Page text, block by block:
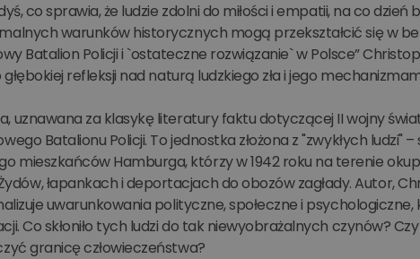
co sprawia, że ludzie zdolni do miłości i empatii, na co
warunków historycznych mogą przekształcić się w
Batalion Policji i `ostateczne rozwiązanie` w Polsce”
refleksji nad naturą ludzkiego zła i jego
uznawana za klasykę literatury faktu dotyczącej II wojny
Batalionu Policji. To jednostka złożona z "zwykłych
mieszkańców Hamburga, którzy w 1942 roku na terenie
łapankach i deportacjach do obozów zagłady. Autor,
uwarunkowania polityczne, społeczne i
Co skłoniło tych ludzi do tak niewyobrażalnych czynów?
granicę człowieczeństwa?